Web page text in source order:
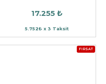
17.255 ₺
5.752₺ x 3 Taksit
FIRSAT